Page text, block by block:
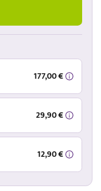
177,00 €
29,90 €
12,90 €